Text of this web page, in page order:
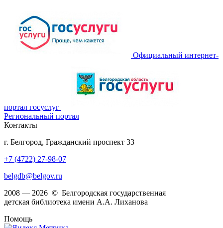
Официальный интернет-
портал госуслуг
Региональный портал
Контакты
г. Белгород, Гражданский проспект 33
+7 (4722) 27-98-07
belgdb@belgov.ru
2008 — 2026 © Белгородская государственная
детская библиотека имени А.А. Лиханова
Помощь